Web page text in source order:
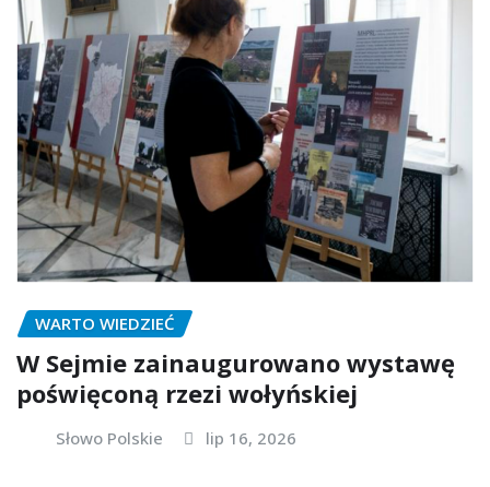
WARTO WIEDZIEĆ
W Sejmie zainaugurowano wystawę
poświęconą rzezi wołyńskiej
Słowo Polskie lip 16, 2026